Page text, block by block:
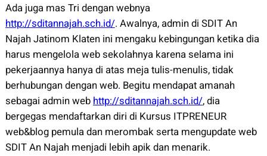
Ada juga mas Tri dengan webnya
http://sditannajah.sch.id/. Awalnya, admin di SDIT An
Najah Jatinom Klaten ini mengaku kebingungan ketika dia
harus mengelola web sekolahnya karena selama ini
pekerjaannya hanya di atas meja tulis-menulis, tidak
berhubungan dengan web. Begitu mendapat amanah
sebagai admin webhttp://sditannajah.sch.id/, dia
bergegas mendaftarkan diri di Kursus ITPRENEUR
web&blog pemula dan merombak serta mengupdate web
SDIT An Najah menjadi lebih apik dan menarik.